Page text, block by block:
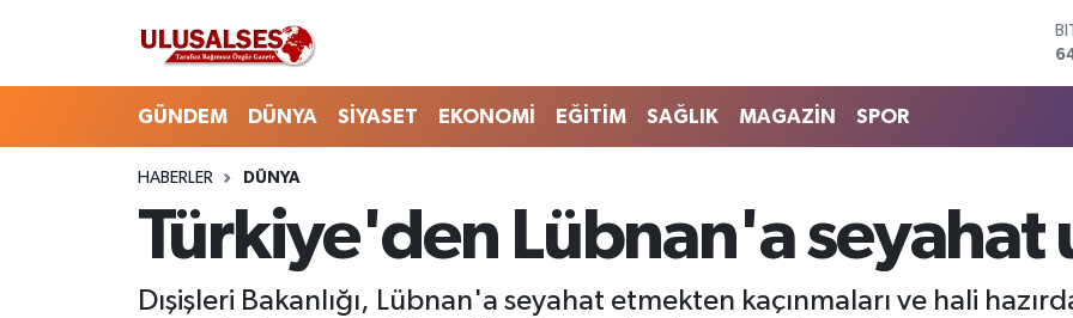
GÜNDEM DÜNYA SİYASET EKONOMİ EĞİTİM SAĞLIK MAGAZİN SPOR
HABERLER DÜNYA
Türkiye'den Lübnan'a seyahat
Dışişleri Bakanlığı, Lübnan'a seyahat etmekten kaçınmaları ve hali
GÜNDEM
DÜNYA
SİYASET
Hava Durumu
Trafik Durumu
Süper Lig Puan Durumu ve Fikstür